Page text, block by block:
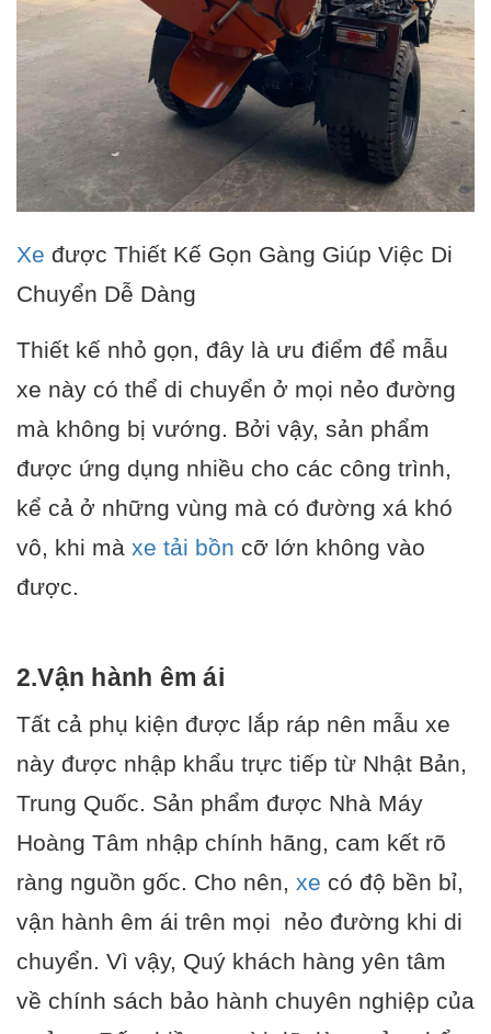
Xe được Thiết Kế Gọn Gàng Giúp Việc Di
Chuyển Dễ Dàng
Thiết kế nhỏ gọn, đây là ưu điểm để mẫu
xe này có thể di chuyển ở mọi nẻo đường
mà không bị vướng. Bởi vậy, sản phẩm
được ứng dụng nhiều cho các công trình,
kể cả ở những vùng mà có đường xá khó
vô, khi mà xe tải bồn cỡ lớn không vào
được.
2.Vận hành êm ái
Tất cả phụ kiện được lắp ráp nên mẫu xe
này được nhập khẩu trực tiếp từ Nhật Bản,
Trung Quốc. Sản phẩm được Nhà Máy
Hoàng Tâm nhập chính hãng, cam kết rõ
ràng nguồn gốc. Cho nên, xe có độ bền bỉ,
vận hành êm ái trên mọi nẻo đường khi di
chuyển. Vì vậy, Quý khách hàng yên tâm
về chính sách bảo hành chuyên nghiệp của